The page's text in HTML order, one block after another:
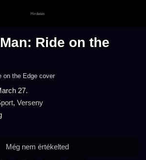
Ride on the
27.
, Verseny
Még nem értékelted